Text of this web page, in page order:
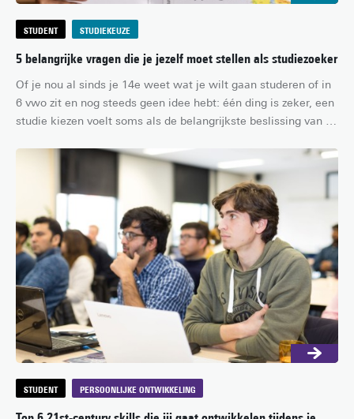
STUDENT STUDIEKEUZE
5 belangrijke vragen die je jezelf moet stellen als studiezoeker
Of je nou al sinds je 14e weet wat je wilt gaan studeren of in
6 vwo zit en nog steeds geen idee hebt: één ding is zeker, een
studie kiezen voelt soms als de belangrijkste beslissing van je
1.600 hbo- en wo-bachelors in Nederland moet je het jezelf
wel zo makkelijk mogelijk maken. In dit artikel bespreken we
daarom vijf belangrijke vragen die jij jezelf moet stellen zodat
je straks aan de studie van je leven begint!
STUDENT PERSOONLIJKE ONTWIKKELING